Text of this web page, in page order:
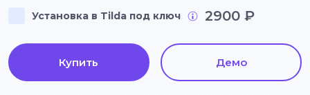
Инструкции
Установка в Tilda под ключ 2900 ₽
Купить Демо